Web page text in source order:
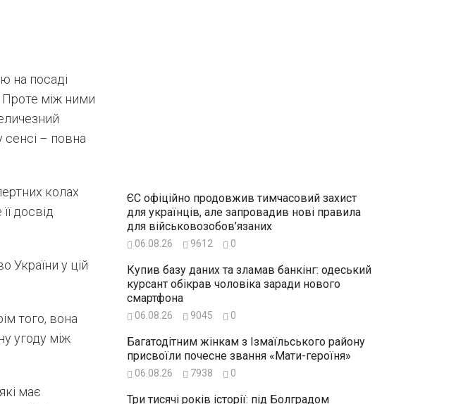
на посаді
Проте між ними
сенсі – повна
колах
досвід
України у цій
того, вона
угоду між
має
ЄС офіційно продовжив тимчасовий захист
для українців, але запровадив нові правила
для військовозобов’язаних
06.08.26 9612 0
Купив базу даних та зламав банкінг: одеський
курсант обікрав чоловіка заради нового
смартфона
06.08.26 9045 0
Багатодітним жінкам з Ізмаїльського району
присвоїли почесне звання «Мати-героїня»
06.08.26 7938 0
Три тисячі років історії: під Болградом